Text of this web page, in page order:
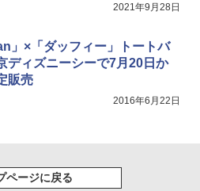
2021年9月28日
」×「ダッフィー」トートバ
ディズニーシーで7月20日か
販売
2016年6月22日
ページに戻る